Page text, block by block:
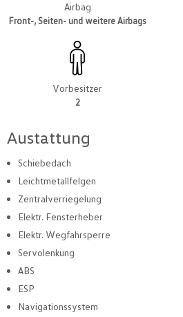
Airbag
Front-, Seiten- und weitere Airbags
Vorbesitzer
2
Austattung
Schiebedach
Leichtmetallfelgen
Zentralverriegelung
Elektr. Fensterheber
Elektr. Wegfahrsperre
Servolenkung
ABS
ESP
Navigationssystem